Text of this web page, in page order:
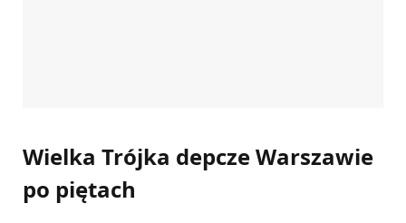
Wielka Trójka depcze Warszawie
po piętach